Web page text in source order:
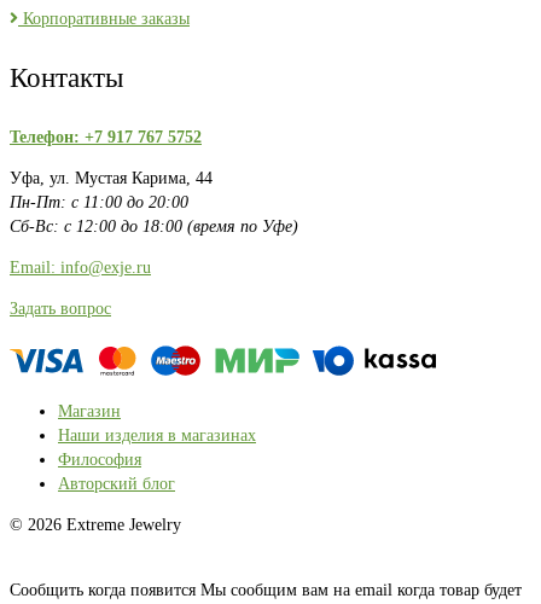
Корпоративные заказы
Контакты
Телефон: +7 917 767 5752
Уфа, ул. Мустая Карима, 44
Пн-Пт: с 11:00 до 20:00
Сб-Вс: с 12:00 до 18:00 (время по Уфе)
Email: info@exje.ru
Задать вопрос
Магазин
Наши изделия в магазинах
Философия
Авторский блог
© 2026 Extreme Jewelry
Сообщить когда появится Мы сообщим вам на email когда товар будет